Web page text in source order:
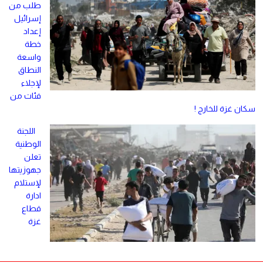
طلب من
إسرائيل
إعداد
خطة
واسعة
النطاق
لإجلاء
فئات من
سكان غزة للخارج !
اللجنة
الوطنية
تعلن
جهوزيتها
لإستلام
ادارة
قطاع
غزة